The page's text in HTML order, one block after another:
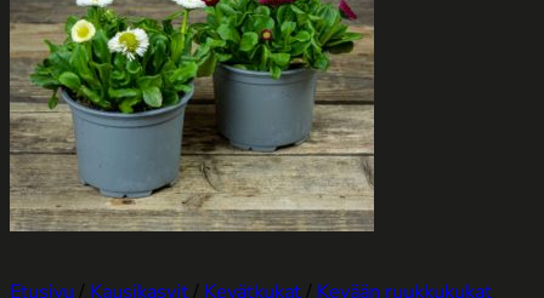
Etusivu / Kausikasvit/ Kevätkukat/ Kevään ruukkukukat